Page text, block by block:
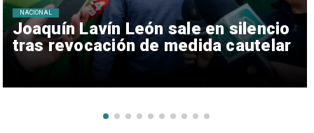
Joaquín Lavín León sale en silencio
tras revocación de medida cautelar
NACIONAL